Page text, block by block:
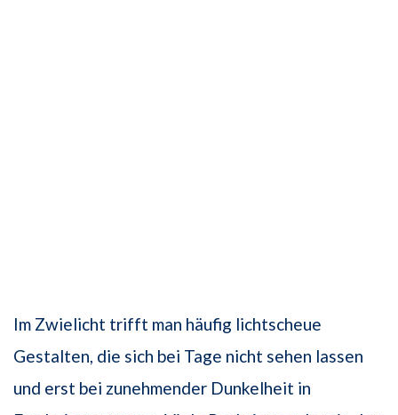
Im Zwielicht trifft man häufig lichtscheue
Gestalten, die sich bei Tage nicht sehen lassen
und erst bei zunehmender Dunkelheit in